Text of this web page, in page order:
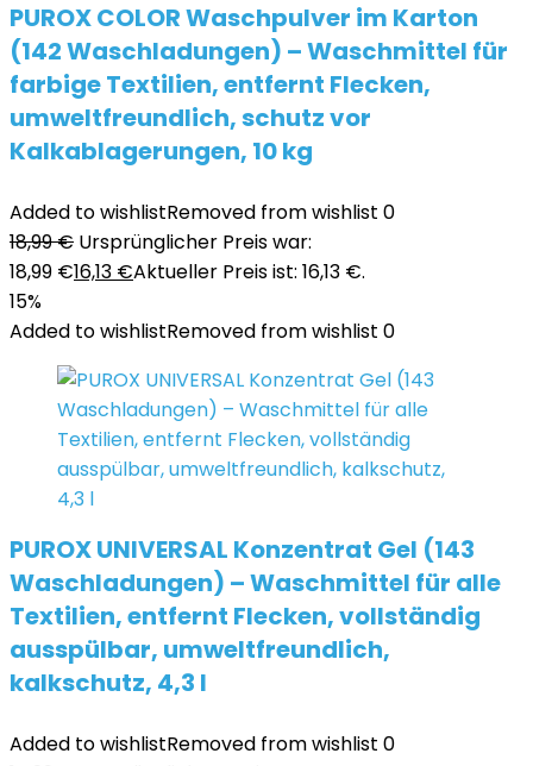
PUROX COLOR Waschpulver im Karton
(142 Waschladungen) – Waschmittel für
farbige Textilien, entfernt Flecken,
umweltfreundlich, schutz vor
Kalkablagerungen, 10 kg
Added to wishlistRemoved from wishlist 0
18,99€ Ursprünglicher Preis war:
18,99 €16,13 €Aktueller Preis ist: 16,13 €.
15%
Added to wishlistRemoved from wishlist 0
PUROX UNIVERSAL Konzentrat Gel (143
Waschladungen) – Waschmittel für alle
Textilien, entfernt Flecken, vollständig
ausspülbar, umweltfreundlich,
kalkschutz, 4,3 l
Added to wishlistRemoved from wishlist 0